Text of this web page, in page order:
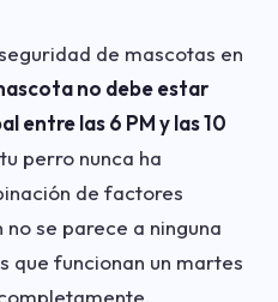
de mascotas en
no debe estar
entre las 6 PM y las 10
perro nunca ha
de factores
se parece a ninguna
que funcionan un martes